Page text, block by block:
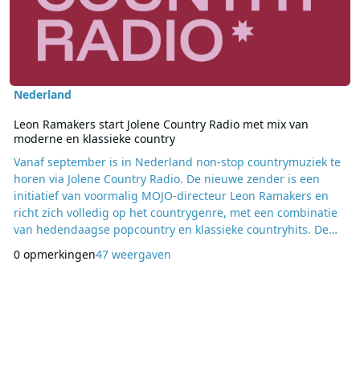
Nederland
Leon Ramakers start Jolene Country Radio met mix van
moderne en klassieke country
Vanaf september is in Nederland non-stop countrymuziek te
horen via Jolene Country Radio. De nieuwe zender is een
initiatief van voormalig MOJO-directeur Leon Ramakers en
richt zich volledig op het countrygenre, met een combinatie
van hedendaagse popcountry en klassieke countryhits. De
officiële start van Jolene Country Radio vindt op 19
september plaats in Poppodium 013 in Tilburg, voorafgaand
0 opmerkingen47 weergaven